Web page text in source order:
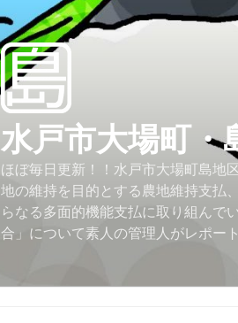
水戸市大場町・
ほぼ毎日更新！！水戸市大場町島地
地の維持を目的とする農地維持支払
らなる多面的機能支払に取り組んで
合」について素人の管理人がレポー